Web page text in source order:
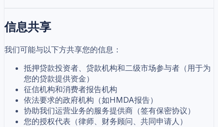
信息共享
我们可能与以下方共享您的信息：
抵押贷款投资者、贷款机构和二级市场参与者（用于为
您的贷款提供资金）
征信机构和消费者报告机构
依法要求的政府机构（如HMDA报告）
协助我们运营业务的服务提供商（签有保密协议）
您的授权代表（律师、财务顾问、共同申请人）